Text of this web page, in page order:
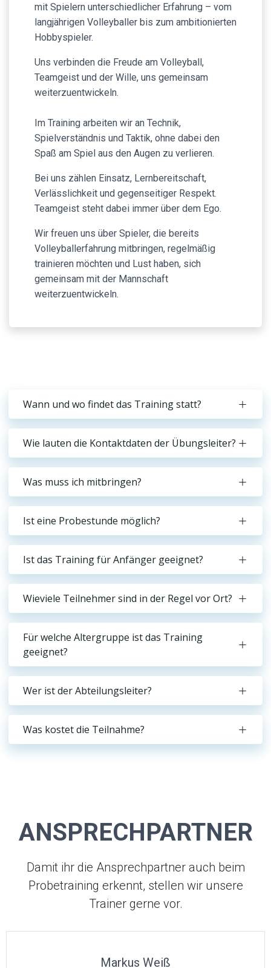
mit Spielern unterschiedlicher Erfahrung – vom
langjährigen Volleyballer bis zum ambitionierten
Hobbyspieler.
Uns verbinden die Freude am Volleyball,
Teamgeist und der Wille, uns gemeinsam
weiterzuentwickeln.
Im Training arbeiten wir an Technik,
Spielverständnis und Taktik, ohne dabei den
Spaß am Spiel aus den Augen zu verlieren.
Bei uns zählen Einsatz, Lernbereitschaft,
Verlässlichkeit und gegenseitiger Respekt.
Teamgeist steht dabei immer über dem Ego.
Wir freuen uns über Spieler, die bereits
Volleyballerfahrung mitbringen, regelmäßig
trainieren möchten und Lust haben, sich
gemeinsam mit der Mannschaft
weiterzuentwickeln.
Wann und wo findet das Training statt?
Wie lauten die Kontaktdaten der Übungsleiter?
Was muss ich mitbringen?
Ist eine Probestunde möglich?
Ist das Training für Anfänger geeignet?
Wieviele Teilnehmer sind in der Regel vor Ort?
Für welche Altergruppe ist das Training
geeignet?
Wer ist der Abteilungsleiter?
Was kostet die Teilnahme?
ANSPRECHPARTNER
Damit ihr die Ansprechpartner auch beim
Probetraining erkennt, stellen wir unsere
Trainer gerne vor.
Markus Weiß